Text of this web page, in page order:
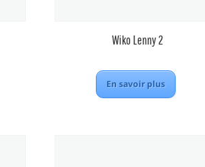
Wiko Lenny 2
En savoir plus